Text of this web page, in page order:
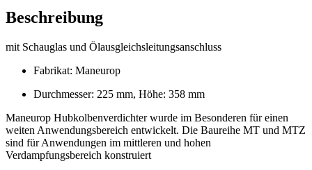
Beschreibung
mit Schauglas und Ölausgleichsleitungsanschluss
Fabrikat: Maneurop
Durchmesser: 225 mm, Höhe: 358 mm
Maneurop Hubkolbenverdichter wurde im Besonderen für einen
weiten Anwendungsbereich entwickelt. Die Baureihe MT und MTZ
sind für Anwendungen im mittleren und hohen
Verdampfungsbereich konstruiert